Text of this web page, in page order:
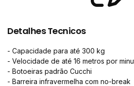
Detalhes Tecnicos
- Capacidade para até 300 kg
- Velocidade de até 16 metros por
- Botoeiras padrão Cucchi
- Barreira infravermelha com no-break